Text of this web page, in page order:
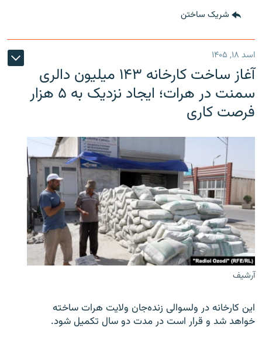
شریک ساختن
اسد ۱۸, ۱۴۰۵
آغاز ساخت کارخانه ۱۴۳ میلیون دالری
سمنت در هرات؛ ایجاد نزدیک به ۵ هزار
فرصت کاری
آرشیف
این کارخانه در ولسوالی زنده‌جان ولایت هرات ساخته
خواهد شد و قرار است در مدت دو سال تکمیل شود.